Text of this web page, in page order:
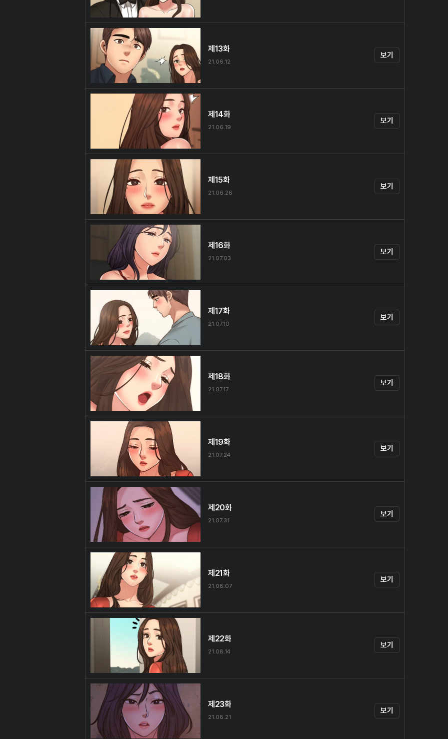
제13화
21.06.12
보기
제14화
21.06.19
보기
제15화
21.06.26
보기
제16화
21.07.03
보기
제17화
21.07.10
보기
제18화
21.07.17
보기
제19화
21.07.24
보기
제20화
21.07.31
보기
제21화
21.08.07
보기
제22화
21.08.14
보기
제23화
21.08.21
보기